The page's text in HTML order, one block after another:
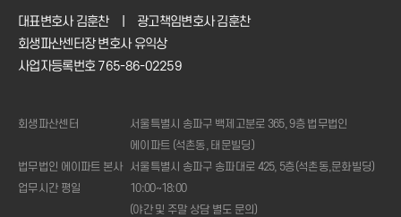
대표변호사 김훈찬
광고책임변호사 김훈찬
회생파산센터장 변호사 유익상
사업자등록번호 765-86-02259
회생파산센터
서울특별시 송파구 백제고분로 365, 9층 법무법인
에이파트 (석촌동, 태문빌딩)
법무법인 에이파트 본사
서울특별시 송파구 송파대로 425, 5층(석촌동,문화빌딩)
업무시간 평일
10:00~18:00
(야간 및 주말 상담 별도 문의)